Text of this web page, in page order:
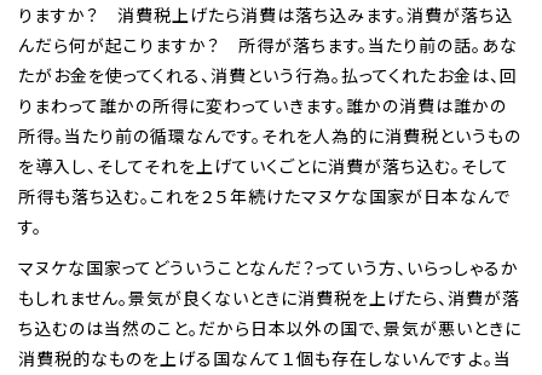
りますか？ 消費税上げたら消費は落ち込みます。消費が落ち込
んだら何が起こりますか？ 所得が落ちます。当たり前の話。あな
たがお金を使ってくれる、消費という行為。払ってくれたお金は、回
りまわって誰かの所得に変わっていきます。誰かの消費は誰かの
所得。当たり前の循環なんです。それを人為的に消費税というもの
を導入し、そしてそれを上げていくごとに消費が落ち込む。そして
所得も落ち込む。これを２５年続けたマヌケな国家が日本なんで
す。
マヌケな国家ってどういうことなんだ？っていう方、いらっしゃるか
もしれません。景気が良くないときに消費税を上げたら、消費が落
ち込むのは当然のこと。だから日本以外の国で、景気が悪いときに
消費税的なものを上げる国なんて１個も存在しないんですよ。当